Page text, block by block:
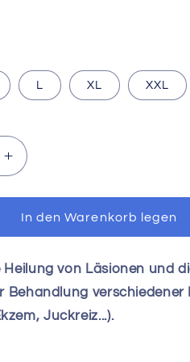
L XL XXL
Erhöhe
die
Menge
für
Herren-
-
DERMASILK®
In den Warenkorb legen
Heilung von Läsionen und
Behandlung
Juckreiz...).